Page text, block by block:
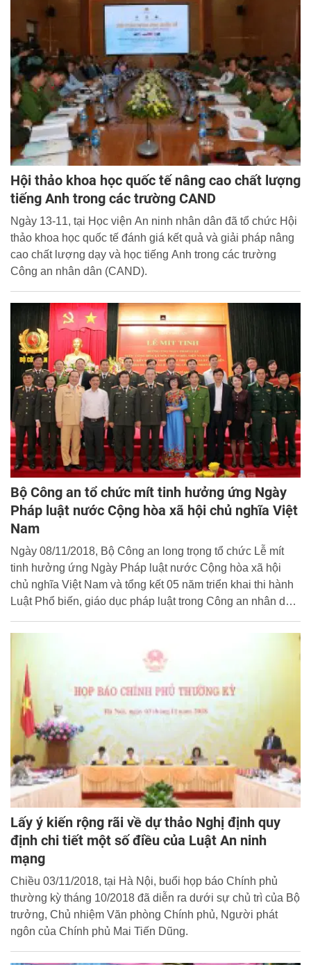
Hội thảo khoa học quốc tế nâng cao chất lượng
tiếng Anh trong các trường CAND
Ngày 13-11, tại Học viện An ninh nhân dân đã tổ chức Hội
thảo khoa học quốc tế đánh giá kết quả và giải pháp nâng
cao chất lượng dạy và học tiếng Anh trong các trường
Công an nhân dân (CAND).
Bộ Công an tổ chức mít tinh hưởng ứng Ngày
Pháp luật nước Cộng hòa xã hội chủ nghĩa Việt
Nam
Ngày 08/11/2018, Bộ Công an long trọng tổ chức Lễ mít
tinh hưởng ứng Ngày Pháp luật nước Cộng hòa xã hội
chủ nghĩa Việt Nam và tổng kết 05 năm triển khai thi hành
Luật Phổ biến, giáo dục pháp luật trong Công an nhân dân
trưởng Bộ Công an chủ trì buổi Lễ.
Lấy ý kiến rộng rãi về dự thảo Nghị định quy
định chi tiết một số điều của Luật An ninh
mạng
Chiều 03/11/2018, tại Hà Nội, buổi họp báo Chính phủ
thường kỳ tháng 10/2018 đã diễn ra dưới sự chủ trì của Bộ
trưởng, Chủ nhiệm Văn phòng Chính phủ, Người phát
ngôn của Chính phủ Mai Tiến Dũng.